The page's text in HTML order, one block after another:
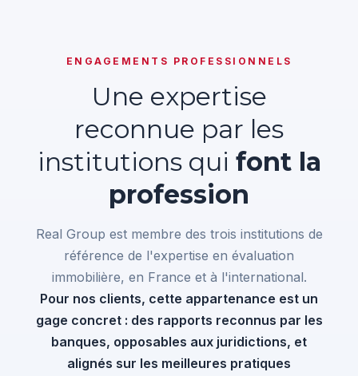
ENGAGEMENTS PROFESSIONNELS
Une expertise
reconnue par les
institutions qui font la
profession
Real Group est membre des trois institutions de
référence de l'expertise en évaluation
immobilière, en France et à l'international.
Pour nos clients, cette appartenance est un
gage concret : des rapports reconnus par les
banques, opposables aux juridictions, et
alignés sur les meilleures pratiques